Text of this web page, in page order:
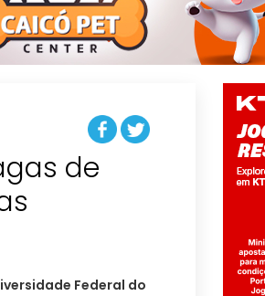
de
Federal do